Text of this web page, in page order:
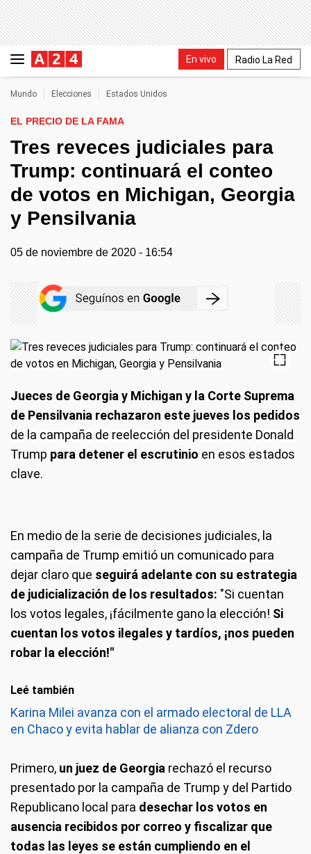
En vivo Radio La Red
Mundo Elecciones Estados Unidos
EL PRECIO DE LA FAMA
Tres reveces judiciales para
Trump: continuará el conteo
de votos en Michigan, Georgia
y Pensilvania
05 de noviembre de 2020 - 16:54
Jueces de Georgia y Michigan y la Corte Suprema
de Pensilvania rechazaron este jueves los pedidos
de la campaña de reelección del presidente Donald
Trump para detener el escrutinio en esos estados
clave.
En medio de la serie de decisiones judiciales, la
campaña de Trump emitió un comunicado para
dejar claro que seguirá adelante con su estrategia
de judicialización de los resultados: "Si cuentan
los votos legales, ¡fácilmente gano la elección! Si
cuentan los votos ilegales y tardíos, ¡nos pueden
robar la elección!"
Leé también
Karina Milei avanza con el armado electoral de LLA
en Chaco y evita hablar de alianza con Zdero
Primero, un juez de Georgia rechazó el recurso
presentado por la campaña de Trump y del Partido
Republicano local para desechar los votos en
ausencia recibidos por correo y fiscalizar que
todas las leyes se están cumpliendo en el